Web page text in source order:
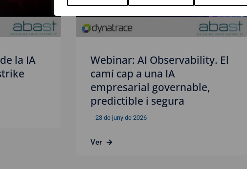
la IA
Webinar: AI Observability. El
camí cap a una IA
empresarial governable,
predictible i segura
23 de juny de 2026
Ver